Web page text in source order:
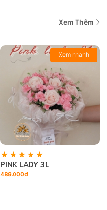
Xem Thêm
Xem nhanh
PINK LADY 31
489.000đ